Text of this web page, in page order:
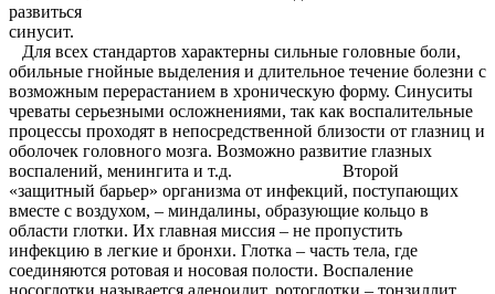
развиться
Для всех стандартов характерны сильные головные боли,
обильные гнойные выделения и длительное течение болезни с
возможным перерастанием в хроническую форму. Синуситы
чреваты серьезными осложнениями, так как воспалительные
процессы проходят в непосредственной близости от глазниц и
оболочек головного мозга. Возможно развитие глазных
воспалений, менингита и т.д. Второй
«защитный барьер» организма от инфекций, поступающих
вместе с воздухом, – миндалины, образующие кольцо в
области глотки. Их главная миссия – не пропустить
инфекцию в легкие и бронхи. Глотка – часть тела, где
соединяются ротовая и носовая полости. Воспаление
носоглотки называется аденоидит, ротоглотки – тонзиллит